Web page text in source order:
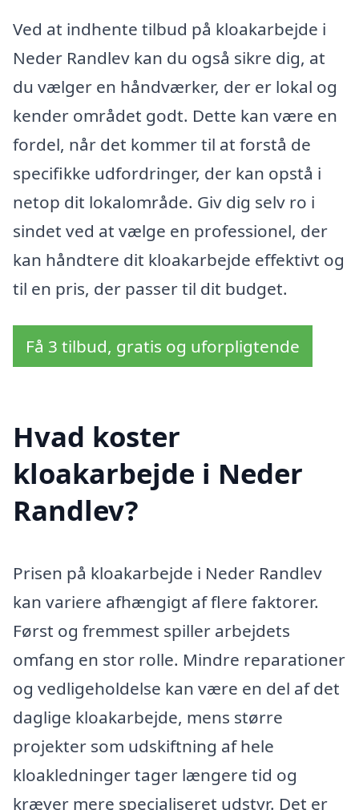
Ved at indhente tilbud på kloakarbejde i
Neder Randlev kan du også sikre dig, at
du vælger en håndværker, der er lokal og
kender området godt. Dette kan være en
fordel, når det kommer til at forstå de
specifikke udfordringer, der kan opstå i
netop dit lokalområde. Giv dig selv ro i
sindet ved at vælge en professionel, der
kan håndtere dit kloakarbejde effektivt og
til en pris, der passer til dit budget.
Få 3 tilbud, gratis og uforpligtende
Hvad koster
kloakarbejde i Neder
Randlev?
Prisen på kloakarbejde i Neder Randlev
kan variere afhængigt af flere faktorer.
Først og fremmest spiller arbejdets
omfang en stor rolle. Mindre reparationer
og vedligeholdelse kan være en del af det
daglige kloakarbejde, mens større
projekter som udskiftning af hele
kloakledninger tager længere tid og
kræver mere specialiseret udstyr. Det er